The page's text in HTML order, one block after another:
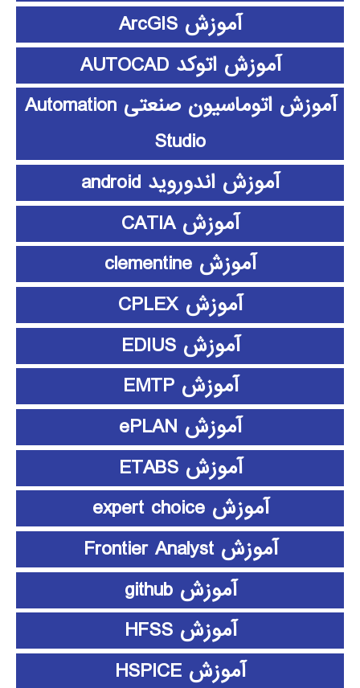
آموزش ArcGIS
آموزش اتوکد AUTOCAD
آموزش اتوماسیون صنعتی Automation
Studio
آموزش اندوروید android
آموزش CATIA
آموزش clementine
آموزش CPLEX
آموزش EDIUS
آموزش EMTP
آموزش ePLAN
آموزش ETABS
آموزش expert choice
آموزش Frontier Analyst
آموزش github
آموزش HFSS
آموزش HSPICE